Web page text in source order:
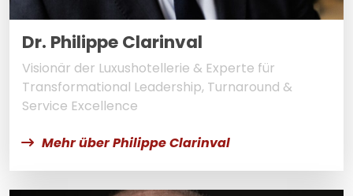
Dr. Philippe Clarinval
Visionär der Luxushotellerie & Experte für
Transformational Leadership, Turnaround &
Service Excellence
Mehr über Philippe Clarinval